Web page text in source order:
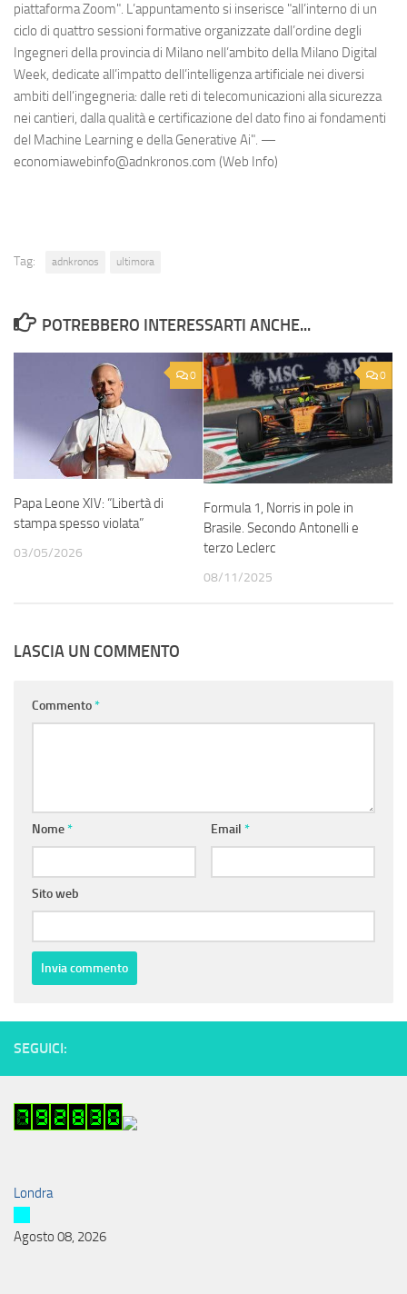
piattaforma Zoom". L’appuntamento si inserisce "all’interno di un
ciclo di quattro sessioni formative organizzate dall’ordine degli
Ingegneri della provincia di Milano nell’ambito della Milano Digital
Week, dedicate all’impatto dell’intelligenza artificiale nei diversi
ambiti dell’ingegneria: dalle reti di telecomunicazioni alla sicurezza
nei cantieri, dalla qualità e certificazione del dato fino ai fondamenti
del Machine Learning e della Generative Ai". —
economiawebinfo@adnkronos.com (Web Info)
Tag: adnkronos ultimora
POTREBBERO INTERESSARTI ANCHE...
0
Papa Leone XIV: “Libertà di
stampa spesso violata”
03/05/2026
0
Formula 1, Norris in pole in
Brasile. Secondo Antonelli e
terzo Leclerc
08/11/2025
LASCIA UN COMMENTO
Commento*
Nome* Email *
Sito web
SEGUICI:
Londra
Agosto 08, 2026